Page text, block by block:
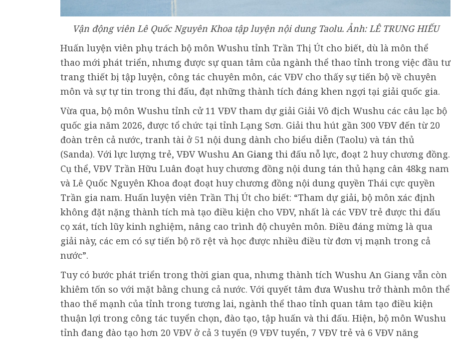
Vận động viên Lê Quốc Nguyên Khoa tập luyện nội dung Taolu. Ảnh: LÊ TRUNG HIẾU
Huấn luyện viên phụ trách bộ môn Wushu tỉnh Trần Thị Út cho biết, dù là môn thể
thao mới phát triển, nhưng được sự quan tâm của ngành thể thao tỉnh trong việc đầu tư
trang thiết bị tập luyện, công tác chuyên môn, các VĐV cho thấy sự tiến bộ về chuyên
môn và sự tự tin trong thi đấu, đạt những thành tích đáng khen ngợi tại giải quốc gia.
Vừa qua, bộ môn Wushu tỉnh cử 11 VĐV tham dự giải Giải Vô địch Wushu các câu lạc bộ
quốc gia năm 2026, được tổ chức tại tỉnh Lạng Sơn. Giải thu hút gần 300 VĐV đến từ 20
đoàn trên cả nước, tranh tài ở 51 nội dung dành cho biểu diễn (Taolu) và tán thủ
(Sanda). Với lực lượng trẻ, VĐV Wushu An Giang thi đấu nỗ lực, đoạt 2 huy chương đồng.
Cụ thể, VĐV Trần Hữu Luân đoạt huy chương đồng nội dung tán thủ hạng cân 48kg nam
và Lê Quốc Nguyên Khoa đoạt đoạt huy chương đồng nội dung quyền Thái cực quyền
Trần gia nam. Huấn luyện viên Trần Thị Út cho biết: “Tham dự giải, bộ môn xác định
không đặt nặng thành tích mà tạo điều kiện cho VĐV, nhất là các VĐV trẻ được thi đấu
cọ xát, tích lũy kinh nghiệm, nâng cao trình độ chuyên môn. Điều đáng mừng là qua
giải này, các em có sự tiến bộ rõ rệt và học được nhiều điều từ đơn vị mạnh trong cả
nước”.
Tuy có bước phát triển trong thời gian qua, nhưng thành tích Wushu An Giang vẫn còn
khiêm tốn so với mặt bằng chung cả nước. Với quyết tâm đưa Wushu trở thành môn thể
thao thế mạnh của tỉnh trong tương lai, ngành thể thao tỉnh quan tâm tạo điều kiện
thuận lợi trong công tác tuyển chọn, đào tạo, tập huấn và thi đấu. Hiện, bộ môn Wushu
tỉnh đang đào tạo hơn 20 VĐV ở cả 3 tuyến (9 VĐV tuyển, 7 VĐV trẻ và 6 VĐV năng